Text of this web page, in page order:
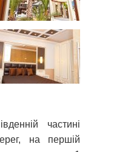
частині
на першій